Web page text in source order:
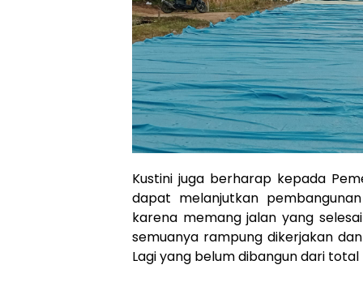
Kustini juga berharap kepada
dapat melanjutkan
karena memang jalan yang
semuanya rampung dikerjakan
Lagi yang belum dibangun dari